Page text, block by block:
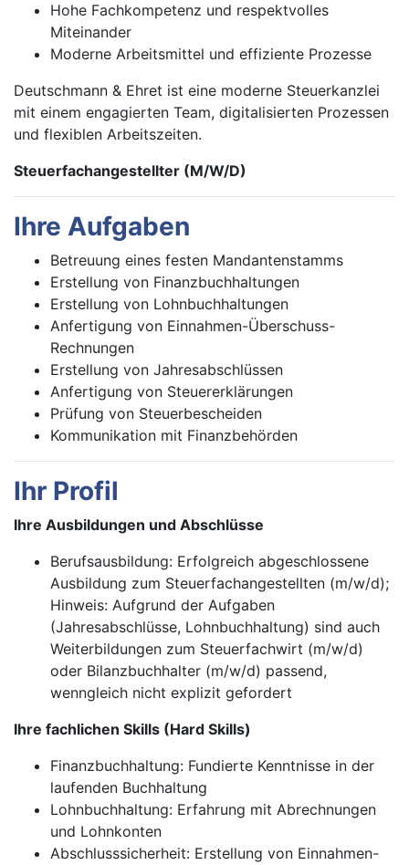
Hohe Fachkompetenz und respektvolles
Miteinander
Moderne Arbeitsmittel und effiziente Prozesse
Deutschmann & Ehret ist eine moderne Steuerkanzlei
mit einem engagierten Team, digitalisierten Prozessen
und flexiblen Arbeitszeiten.
Steuerfachangestellter (M/W/D)
Ihre Aufgaben
Betreuung eines festen Mandantenstamms
Erstellung von Finanzbuchhaltungen
Erstellung von Lohnbuchhaltungen
Anfertigung von Einnahmen-Überschuss-
Rechnungen
Erstellung von Jahresabschlüssen
Anfertigung von Steuererklärungen
Prüfung von Steuerbescheiden
Kommunikation mit Finanzbehörden
Ihr Profil
Ihre Ausbildungen und Abschlüsse
Berufsausbildung: Erfolgreich abgeschlossene
Ausbildung zum Steuerfachangestellten (m/w/d);
Hinweis: Aufgrund der Aufgaben
(Jahresabschlüsse, Lohnbuchhaltung) sind auch
Weiterbildungen zum Steuerfachwirt (m/w/d)
oder Bilanzbuchhalter (m/w/d) passend,
wenngleich nicht explizit gefordert
Ihre fachlichen Skills (Hard Skills)
Finanzbuchhaltung: Fundierte Kenntnisse in der
laufenden Buchhaltung
Lohnbuchhaltung: Erfahrung mit Abrechnungen
und Lohnkonten
Abschlusssicherheit: Erstellung von Einnahmen-